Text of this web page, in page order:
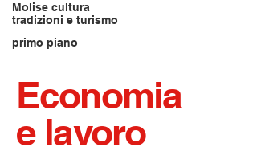
Molise cultura
tradizioni e turismo
primo piano
Economia
e lavoro